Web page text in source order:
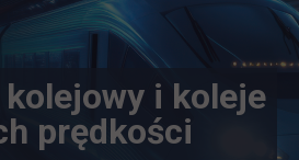
i koleje
prędkości